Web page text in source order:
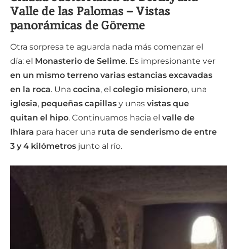
Valle de las Palomas – Vistas
panorámicas de Göreme
Otra sorpresa te aguarda nada más comenzar el
día: el Monasterio de Selime. Es impresionante ver
en un mismo terreno varias estancias excavadas
en la roca. Una cocina, el colegio misionero, una
iglesia, pequeñas capillas y unas vistas que
quitan el hipo. Continuamos hacia el valle de
Ihlara para hacer una ruta de senderismo de entre
3 y 4 kilómetros junto al río.